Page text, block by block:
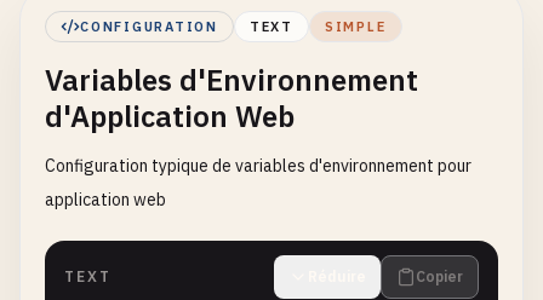
CONFIGURATION TEXT SIMPLE
Variables d'Environnement
d'Application Web
Configuration typique de variables d'environnement pour
application web
TEXT Copier